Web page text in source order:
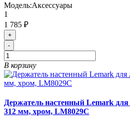
Модель:Аксессуары
1
1 785 ₽
+
-
В корзину
Держатель настенный Lemark для
312 мм, хром, LM8029C